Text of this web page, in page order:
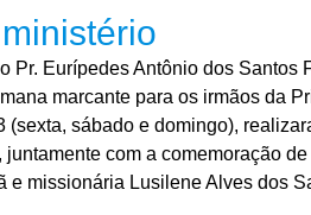
Pr. Eurípedes Antônio dos Santos
marcante para os irmãos da
sábado e domingo),
com a comemoração
e missionária Lusilene Alves dos